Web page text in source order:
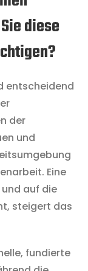
diese
entscheidend
der
und
Eine
auf die
steigert das
fundierte